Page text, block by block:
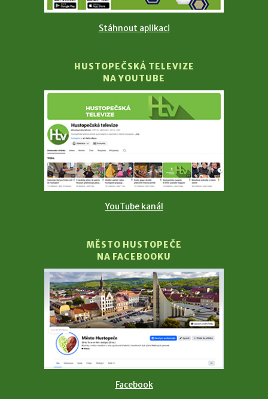
Stáhnout aplikaci
HUSTOPEČSKÁ TELEVIZE
NA YOUTUBE
YouTube kanál
MĚSTO HUSTOPEČE
NA FACEBOOKU
Facebook